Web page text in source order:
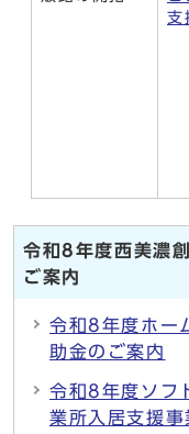
支
令和8年度西美濃
ご案内
令和8年度ホー
助金のご案内
令和8年度ソフ
業所入居支援